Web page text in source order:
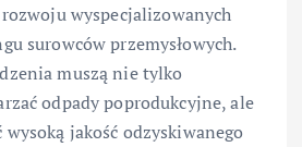
wyspecjalizowanych
surowców przemysłowych.
muszą nie tylko
odpady poprodukcyjne, ale
jakość odzyskiwanego